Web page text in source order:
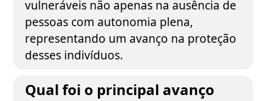
vulneráveis não apenas na ausência de
pessoas com autonomia plena,
representando um avanço na proteção
desses indivíduos.
Qual foi o principal avanço